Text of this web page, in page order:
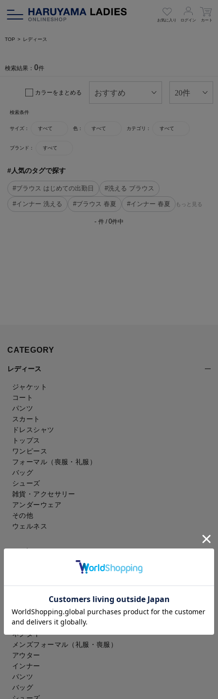
お気に入り ログイン カート
TOP レディース
検索結果： 0件
カラーをまとめる
検索条件
サイズ： すべて 色： すべて カテゴリ： すべて
ブランド： すべて
#人気のタグで探す
#ブラウス はじめての出勤日 #洗える ブラウス
#インナー 洗える #ブラウス 春夏 #インナー 春夏 もっと見る
- 件 / 0件中
CATEGORY
レディース
ジャケット
コート
パンツ
スカート
ドレスシャツ
トップス
ワンピース
フォーマル（喪服・礼服）
バッグ
シューズ
雑貨・アクセサリー
アンダーウェア
その他
ウェルネス
アイシャツ
ワイシャツ
ネクタイ
メンズフォーマル （礼服・喪服）
アウター
インナー
パンツ
バッグ